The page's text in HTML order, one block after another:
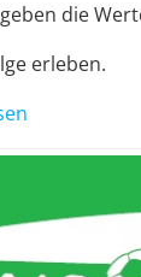
die
erleben.